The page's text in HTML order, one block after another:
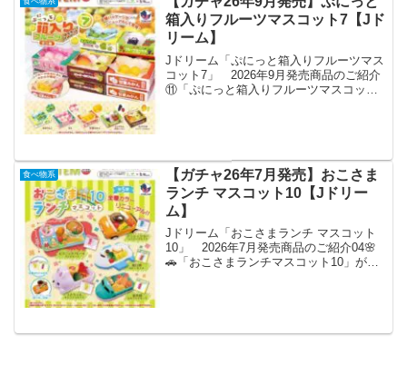
箱入りフルーツマスコット7【Jド
リーム】
Jドリーム「ぷにっと箱入りフルーツマス
コット7」 2026年9月発売商品のご紹介
⑪「ぷにっと箱入りフルーツマスコット
食べ物系
【ガチャ26年7月発売】おこさま
ランチ マスコット10【Jドリー
ム】
Jドリーム「おこさまランチ マスコット
10」 2026年7月発売商品のご紹介04🌸
🚗「おこさまランチマスコット10」が新